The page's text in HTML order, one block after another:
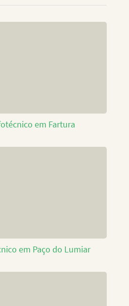
em Fartura
em Paço do Lumiar